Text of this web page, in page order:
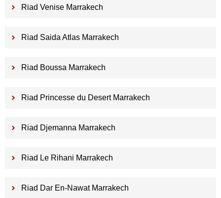
Riad Venise Marrakech
Riad Saida Atlas Marrakech
Riad Boussa Marrakech
Riad Princesse du Desert Marrakech
Riad Djemanna Marrakech
Riad Le Rihani Marrakech
Riad Dar En-Nawat Marrakech